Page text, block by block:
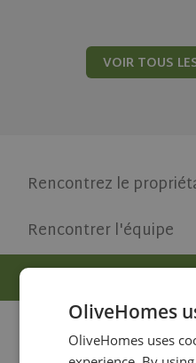
VOIR TOUS
Rencontrez le
Rencontrer l'équipe
Témoignages clients
Témoignages
OliveHomes
OliveHomes uses